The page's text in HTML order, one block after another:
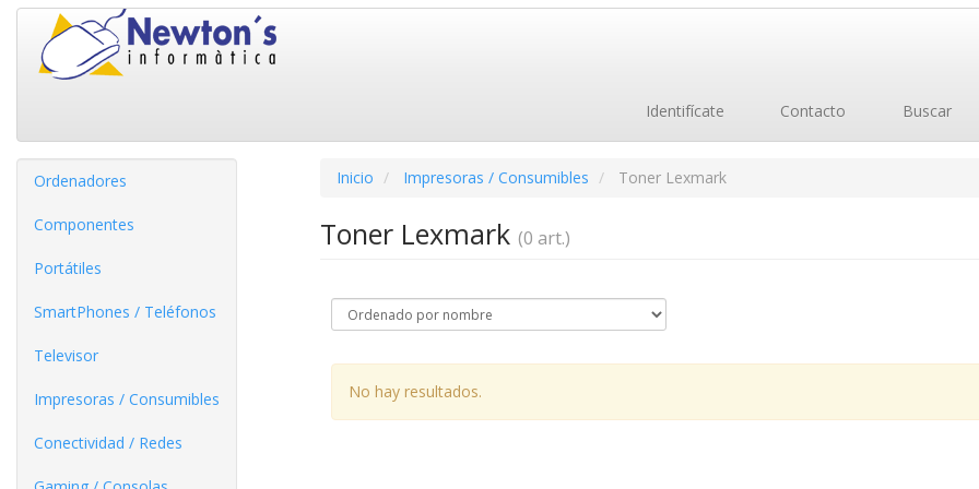
Identifícate Contacto Buscar
Ordenadores
Componentes
Portátiles
SmartPhones / Teléfonos
Televisor
Impresoras / Consumibles
Conectividad / Redes
Inicio Impresoras / Consumibles Toner Lexmark
Toner Lexmark (0 art.)
No hay resultados.